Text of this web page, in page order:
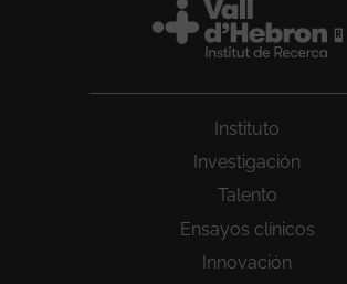
Instituto
Investigación
Talento
Ensayos clínicos
Innovación